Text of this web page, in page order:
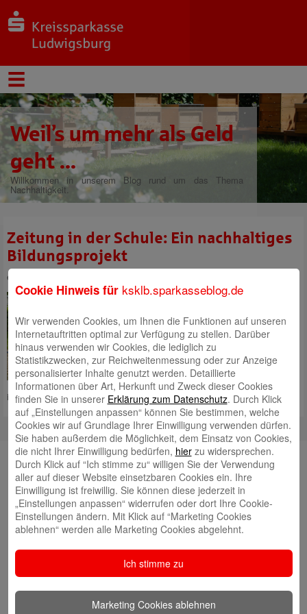
Weil’s um mehr als Geld
geht ...
Willkommen in unserem Blog rund um das Thema
Nachhaltigkeit.
Zeitung in der Schule: Ein nachhaltiges
Bildungsprojekt
eingestellt von
lesen immer weniger Bücher,
Tageszeitungen oder längere
Texte. Das Projekt „Zisch –
Zeitung in der Schule“ fördert die
Lese- und Medienkompetenz und
führt Schülerinnen und Schüler
inhaltlich näher an die Region, in der sie lebenMehr lesen
Neueste Beiträge
Neuer Nachhaltigkeitsbericht jetzt online!
Landessieger: Besigheimer Schule ist
Energiesparmeister 2026
Neue Heimat für Mehlschwalben
Spatenstich für „grünes Herz“ von Ludwigsburg
Starkes Signal für Klimaschutz und Wirtschaftlichkeit
Frohes Fest für Karlshöhe-Bewohner
Cookie Hinweis für ksklb.sparkasseblog.de
Wir verwenden Cookies, um Ihnen die Funktionen auf unseren
Internetauftritten optimal zur Verfügung zu stellen. Darüber
hinaus verwenden wir Cookies, die lediglich zu
Statistikzwecken, zur Reichweitenmessung oder zur Anzeige
personalisierter Inhalte genutzt werden. Detaillierte
Informationen über Art, Herkunft und Zweck dieser Cookies
finden Sie in unserer Erklärung zum Datenschutz. Durch Klick
auf „Einstellungen anpassen“ können Sie bestimmen, welche
Cookies wir auf Grundlage Ihrer Einwilligung verwenden dürfen.
Sie haben außerdem die Möglichkeit, dem Einsatz von Cookies,
die nicht Ihrer Einwilligung bedürfen, hierzu widersprechen.
Durch Klick auf “Ich stimme zu“ willigen Sie der Verwendung
aller auf dieser Website einsetzbaren Cookies ein. Ihre
Einwilligung ist freiwillig. Sie können diese jederzeit in
„Einstellungen anpassen“ widerrufen oder dort Ihre Cookie-
Einstellungen ändern. Mit Klick auf “Marketing Cookies
ablehnen“ werden alle Marketing Cookies abgelehnt.
Ich stimme zu
Marketing Cookies ablehnen